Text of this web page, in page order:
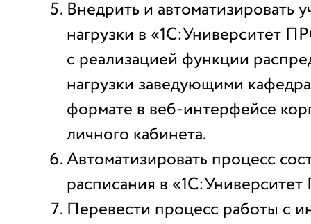
Внедрить и автоматизировать
нагрузки в «1С:Университет
с реализацией функции
нагрузки заведующими
формате в веб-интерфейсе
личного кабинета.
Автоматизировать процесс
расписания в
Перевести процесс работы с